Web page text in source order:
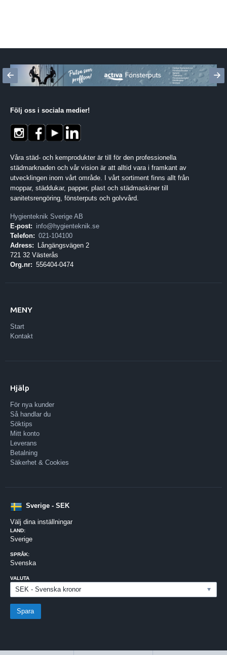
Följ oss i sociala medier!
Våra städ- och kemprodukter är till för den professionella
städmarknaden och vår vision är att alltid vara i framkant av
utvecklingen inom vårt område. I vårt sortiment finns allt från
moppar, städdukar, papper, plast och städmaskiner till
sanitetsrengöring, fönsterputs och golvvård.
Hygienteknik Sverige AB
E-post: info@hygienteknik.se
Telefon: 021-104100
Adress:
Långängsvägen 2
721 32 Västerås
Org.nr: 556404-0474
MENY
Start
Kontakt
Hjälp
För nya kunder
Så handlar du
Söktips
Mitt konto
Leverans
Betalning
Säkerhet & Cookies
Sverige - SEK
Välj dina inställningar
LAND:
Sverige
SPRÅK:
Svenska
VALUTA